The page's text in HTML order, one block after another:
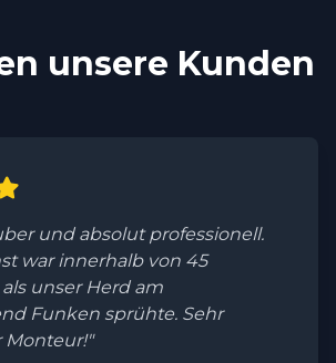
unsere Kunden
und absolut professionell.
war innerhalb von 45
unser Herd am
Funken sprühte. Sehr
Monteur!"